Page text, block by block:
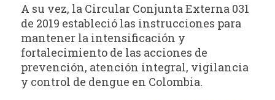
A su vez, la Circular Conjunta Externa 031
de 2019 estableció las instrucciones para
mantener la intensificación y
fortalecimiento de las acciones de
prevención, atención integral, vigilancia
y control de dengue en Colombia.